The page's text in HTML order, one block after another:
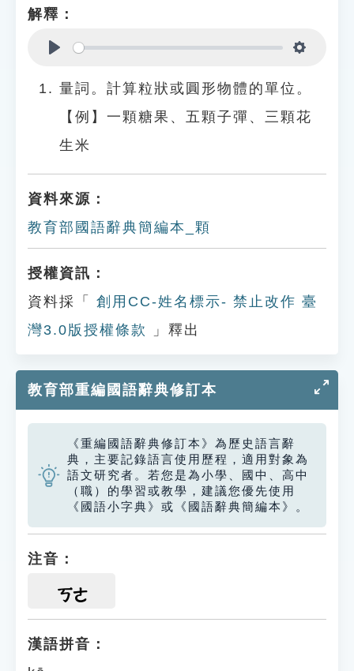
解釋：
量詞。計算粒狀或圓形物體的單位。
【例】一顆糖果、五顆子彈、三顆花
生米
資料來源：
教育部國語辭典簡編本_顆
授權資訊：
資料採「
創用CC-姓名標示- 禁止改作 臺
灣3.0版授權條款
」釋出
教育部重編國語辭典修訂本
《重編國語辭典修訂本》為歷史語言辭
典，主要記錄語言使用歷程，適用對象為
語文研究者。若您是為小學、國中、高中
（職）的學習或教學，建議您優先使用
《國語小字典》或《國語辭典簡編本》。
注音：
ㄎㄜ
漢語拼音：